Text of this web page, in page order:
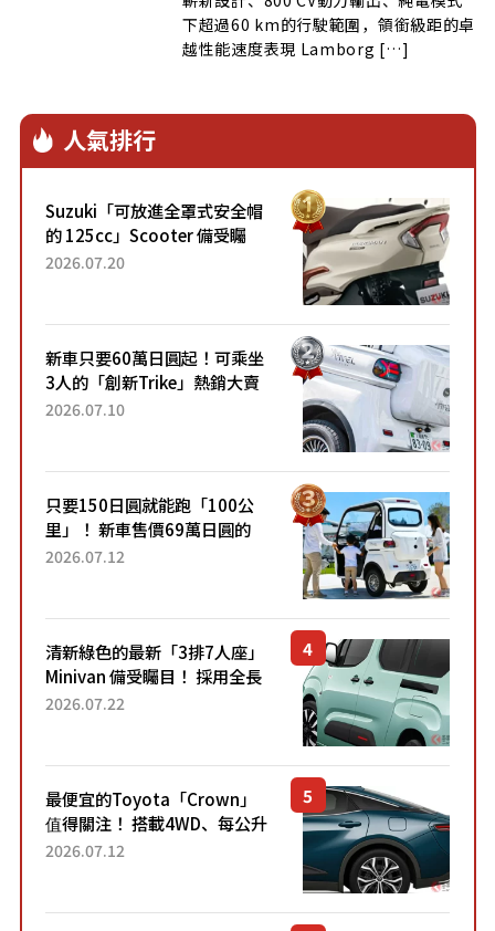
下超過60 km的行駛範圍，領銜級距的卓
越性能速度表現 Lamborg […]
人氣排行
Suzuki「可放進全罩式安全帽
的 125cc」Scooter 備受矚
目！採用全新流線設計與各項
2026.07.20
新車只要60萬日圓起！可乘坐
3人的「創新Trike」熱銷大賣
成為人氣車款！「養車成本真
2026.07.10
只要150日圓就能跑「100公
里」！ 新車售價69萬日圓的
「3人座」Trike大受歡迎！ 順
2026.07.12
清新綠色的最新「3排7人座」
Minivan 備受矚目！ 採用全長
4.7公尺剛剛好的車身尺寸與
2026.07.22
最便宜的Toyota「Crown」
值得關注！ 搭載4WD、每公升
22.4公里低油耗表現超亮眼！
2026.07.12